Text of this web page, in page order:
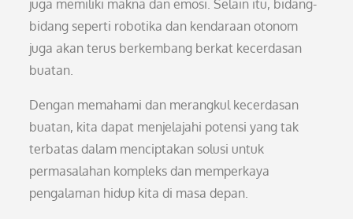
juga memiliki makna dan emosi. Selain itu, bidang-
bidang seperti robotika dan kendaraan otonom
juga akan terus berkembang berkat kecerdasan
buatan.
Dengan memahami dan merangkul kecerdasan
buatan, kita dapat menjelajahi potensi yang tak
terbatas dalam menciptakan solusi untuk
permasalahan kompleks dan memperkaya
pengalaman hidup kita di masa depan.